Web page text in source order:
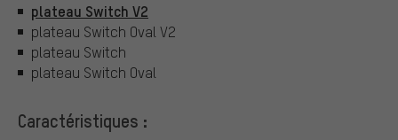
plateau Switch V2
plateau Switch Oval V2
plateau Switch
plateau Switch Oval
Caractéristiques :